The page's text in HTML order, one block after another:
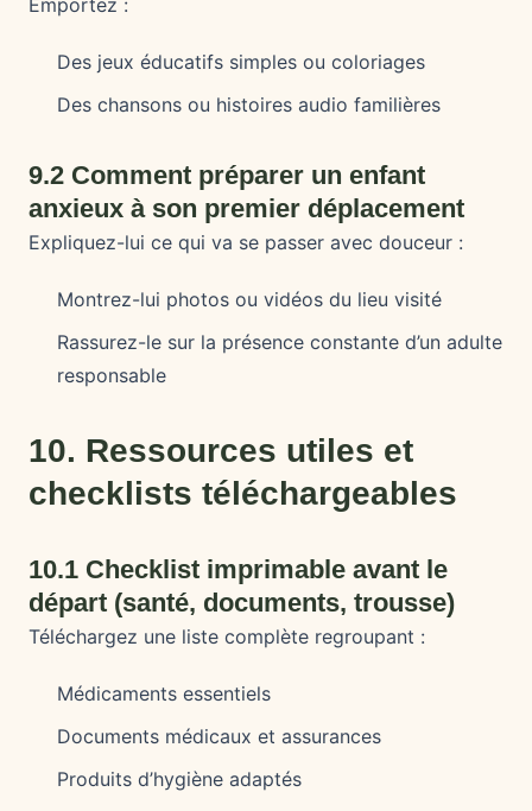
Emportez :
Des jeux éducatifs simples ou coloriages
Des chansons ou histoires audio familières
9.2 Comment préparer un enfant
anxieux à son premier déplacement
Expliquez-lui ce qui va se passer avec douceur :
Montrez-lui photos ou vidéos du lieu visité
Rassurez-le sur la présence constante d’un adulte
responsable
10. Ressources utiles et
checklists téléchargeables
10.1 Checklist imprimable avant le
départ (santé, documents, trousse)
Téléchargez une liste complète regroupant :
Médicaments essentiels
Documents médicaux et assurances
Produits d’hygiène adaptés